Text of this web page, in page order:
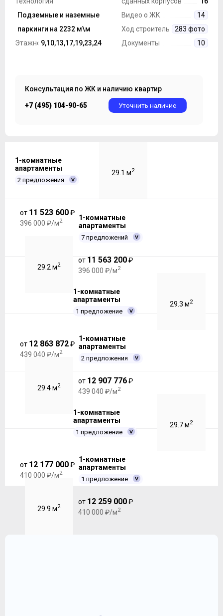
строительстваМонолит, Панель
Парковка
Подземные и наземные
паркинги на 2232 м\м
Этажность ЖК9,10,13,17,19,23,24
Видео о ЖК
14
Ход строительства283 фото
Документы
10
Консультация по ЖК и наличию квартир
+7 (495) 104-90-65 Уточнить наличие
1-комнатные
апартаменты
2 предложения
29.1 м2
от 11 523 600₽
396 000 ₽/м2
1-комнатные
апартаменты
7 предложений
29.2 м2
от 11 563 200₽
396 000 ₽/м2
1-комнатные
апартаменты
1 предложение
29.3 м2
от 12 863 872₽
439 040 ₽/м2
1-комнатные
апартаменты
2 предложения
29.4 м2
от 12 907 776₽
439 040 ₽/м2
1-комнатные
апартаменты
1 предложение
29.7 м2
от 12 177 000₽
410 000 ₽/м2
1-комнатные
апартаменты
1 предложение
29.9 м2
от 12 259 000₽
410 000 ₽/м2